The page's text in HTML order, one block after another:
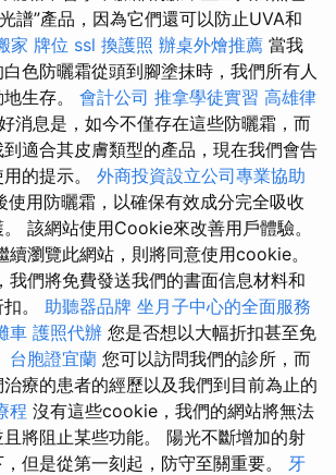
譜”產品，因為它們還可以防止UVA和
家 牌位 ssl 換護照 辦桌外燴推薦 當我
色防曬霜從頭到腳塗抹時，我們所有人
生存。 會計公司 推拿學徒實習 高雄律
消息是，如今不僅存在這些防曬霜，而
適合其皮膚類型的產品，現在我們會告
的提示。 外商投資設立公司專業協助
用防曬霜，以確保有效成分完全吸收
該網站使用Cookie來改善用戶體驗。
續瀏覽此網站，則將同意使用cookie。
我們將免費發送我們的書面信息材料和
。 助聽器品牌 坐月子中心的全面服務
車 護照代辦 您是否想以大幅折扣甚至免
台胞證宜蘭 您可以訪問我們的診所，而
療的患者的經歷以及我們到目前為止的
程 沒有這些cookie，我們的網站將無法
將阻止某些功能。 陽光不斷增加的射
但是從第一刻起，防守至關重要。 牙